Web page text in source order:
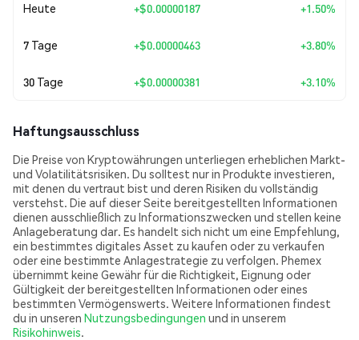
Heute +$0.00000187 +1.50%
7 Tage +$0.00000463 +3.80%
30 Tage +$0.00000381 +3.10%
Haftungsausschluss
Die Preise von Kryptowährungen unterliegen erheblichen Markt-
und Volatilitätsrisiken. Du solltest nur in Produkte investieren,
mit denen du vertraut bist und deren Risiken du vollständig
verstehst. Die auf dieser Seite bereitgestellten Informationen
dienen ausschließlich zu Informationszwecken und stellen keine
Anlageberatung dar. Es handelt sich nicht um eine Empfehlung,
ein bestimmtes digitales Asset zu kaufen oder zu verkaufen
oder eine bestimmte Anlagestrategie zu verfolgen. Phemex
übernimmt keine Gewähr für die Richtigkeit, Eignung oder
Gültigkeit der bereitgestellten Informationen oder eines
bestimmten Vermögenswerts. Weitere Informationen findest
du in unseren Nutzungsbedingungen und in unserem
Risikohinweis.